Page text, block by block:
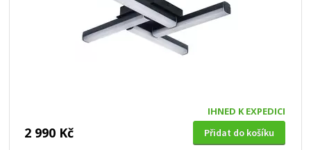
IHNED K EXPEDICI
2 990 Kč
Přidat do košíku